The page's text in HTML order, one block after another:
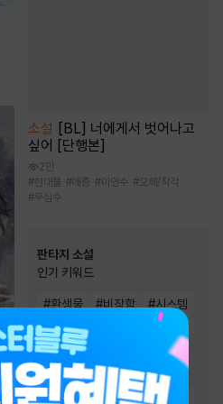
소설 [BL] 너에게서 벗어나고
싶어 [단행본]
2만
#현대물 #애증 #미인수 #오해/착각
#무심수
판타지 소설
인기 키워드
#환생물 #비장함 #시스템
#회귀물
#재벌물
#
게임시스템 #빙의물
#복수물 생존물 #전쟁물